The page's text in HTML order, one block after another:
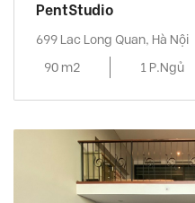
Watermark
PentStudio
699 Lac Long Quan, Hà Nội
90 m2
1 P.Ngủ